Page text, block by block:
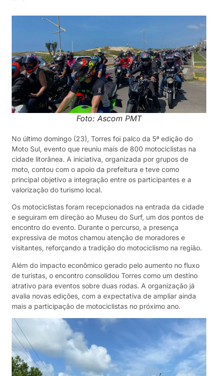
Foto: Ascom PMT
No último domingo (23), Torres foi palco da 5ª edição do
Moto Sul, evento que reuniu mais de 800 motociclistas na
cidade litorânea. A iniciativa, organizada por grupos de
moto, contou com o apoio da prefeitura e teve como
principal objetivo a integração entre os participantes e a
valorização do turismo local.
Os motociclistas foram recepcionados na entrada da cidade
e seguiram em direção ao Museu do Surf, um dos pontos de
encontro do evento. Durante o percurso, a presença
expressiva de motos chamou atenção de moradores e
visitantes, reforçando a tradição do motociclismo na região.
Além do impacto econômico gerado pelo aumento no fluxo
de turistas, o encontro consolidou Torres como um destino
atrativo para eventos sobre duas rodas. A organização já
avalia novas edições, com a expectativa de ampliar ainda
mais a participação de motociclistas no próximo ano.